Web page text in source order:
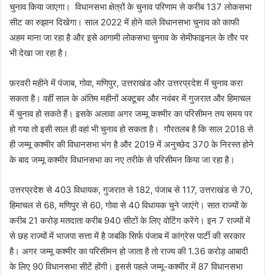
चुनावकिया जाएगा। विधानसभा क्षेत्रों के चुनाव परिणाम से करीब 137 लोकसभा
सीट का रुझान दिखेगा। साल 2022 में होने वाले विधानसभा चुनाव को काफी
अहम माना जा रहा है और इसे आगामी लोकसभा चुनाव के सेमीफाइनल के तौर पर
भी देखा जा रहा है।
फ़रवरी महीने में पंजाब, गोवा, मणिपुर, उत्तराखंड और उत्तरप्रदेश में चुनाव करा
सकता है। वहीं साल के अंतिम महीनों अक्टूबर और नवंबर में गुजरात और हिमाचल
में चुनाव हो सकते हैं। इसके अलावा अगर जम्मू कश्मीर का परिसीमन तय समय पर
हो गया तो इसी साल ही वहां भी चुनाव हो सकता है। गौरतलब है कि साल 2018 से
ही जम्मू कश्मीर की विधानसभा भंग है और 2019 में अनुच्छेद 370 के निरस्त होने
के बाद जम्मू कश्मीर विधानसभा का नए तरीके से परिसीमन किया जा रहा है।
उत्तरप्रदेश से 403 विधायक, गुजरात से 182, पंजाब से 117, उत्तराखंड से 70,
हिमाचल से 68, मणिपुर से 60, गोवा से 40 विधायक चुने जाएंगे। सात राज्यों के
करीब 21 करोड़ मतदाता करीब 940 सीटों के लिए वोटिंग करेंगे। इन 7 राज्यों में
से छह राज्यों में भाजपा सत्ता में है जबकि सिर्फ पंजाब में कांग्रेस पार्टी की सरकार
है। अगर जम्मू कश्मीर का परिसीमन हो जाता है तो राज्य की 1.36 करोड़ आबादी
के लिए 90 विधानसभा सीटें होंगी। इससे पहले जम्मू-कश्मीर में 87 विधानसभा